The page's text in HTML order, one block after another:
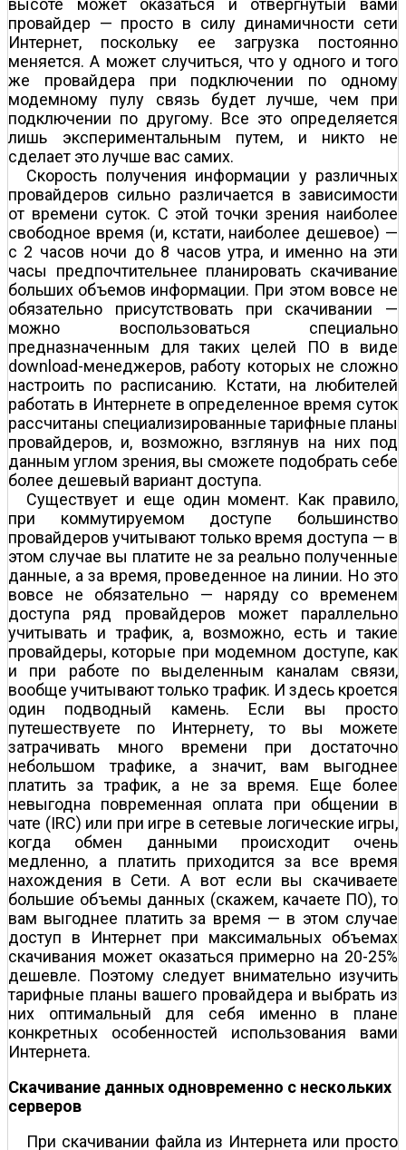
высоте может оказаться и отвергнутый вами
провайдер — просто в силу динамичности сети
Интернет, поскольку ее загрузка постоянно
меняется. А может случиться, что у одного и того
же провайдера при подключении по одному
модемному пулу связь будет лучше, чем при
подключении по другому. Все это определяется
лишь экспериментальным путем, и никто не
сделает это лучше вас самих.
Скорость получения информации у различных
провайдеров сильно различается в зависимости
от времени суток. С этой точки зрения наиболее
свободное время (и, кстати, наиболее дешевое) —
с 2 часов ночи до 8 часов утра, и именно на эти
часы предпочтительнее планировать скачивание
больших объемов информации. При этом вовсе не
обязательно присутствовать при скачивании —
можно воспользоваться специально
предназначенным для таких целей ПО в виде
download-менеджеров, работу которых не сложно
настроить по расписанию. Кстати, на любителей
работать в Интернете в определенное время суток
рассчитаны специализированные тарифные планы
провайдеров, и, возможно, взглянув на них под
данным углом зрения, вы сможете подобрать себе
более дешевый вариант доступа.
Существует и еще один момент. Как правило,
при коммутируемом доступе большинство
провайдеров учитывают только время доступа — в
этом случае вы платите не за реально полученные
данные, а за время, проведенное на линии. Но это
вовсе не обязательно — наряду со временем
доступа ряд провайдеров может параллельно
учитывать и трафик, а, возможно, есть и такие
провайдеры, которые при модемном доступе, как
и при работе по выделенным каналам связи,
вообще учитывают только трафик. И здесь кроется
один подводный камень. Если вы просто
путешествуете по Интернету, то вы можете
затрачивать много времени при достаточно
небольшом трафике, а значит, вам выгоднее
платить за трафик, а не за время. Еще более
невыгодна повременная оплата при общении в
чате (IRC) или при игре в сетевые логические игры,
когда обмен данными происходит очень
медленно, а платить приходится за все время
нахождения в Сети. А вот если вы скачиваете
большие объемы данных (скажем, качаете ПО), то
вам выгоднее платить за время — в этом случае
доступ в Интернет при максимальных объемах
скачивания может оказаться примерно на 20-25%
дешевле. Поэтому следует внимательно изучить
тарифные планы вашего провайдера и выбрать из
них оптимальный для себя именно в плане
конкретных особенностей использования вами
Интернета.
Скачивание данных одновременно с нескольких
серверов
При скачивании файла из Интернета или просто